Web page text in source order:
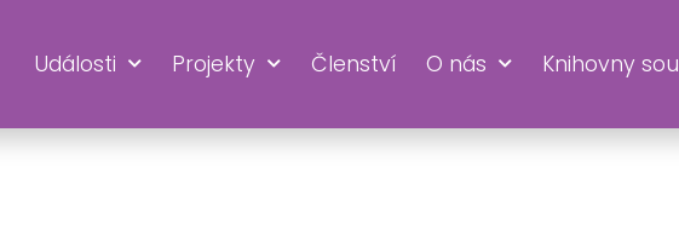
Události Projekty Členství O nás Knihovny